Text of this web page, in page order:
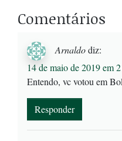
Comentários
Arnaldodiz:
14 de maio de 2019 em
Entendo, vc votou em
Responder